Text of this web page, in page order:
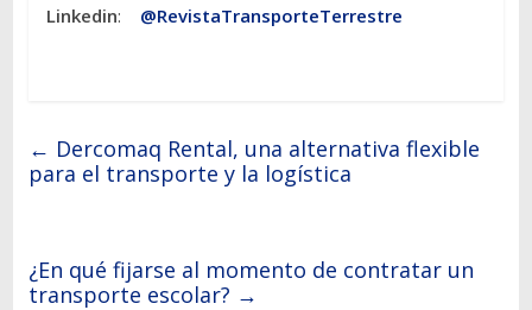
Linkedin: @RevistaTransporteTerrestre
← Dercomaq Rental, una alternativa flexible
para el transporte y la logística
¿En qué fijarse al momento de contratar un
transporte escolar? →